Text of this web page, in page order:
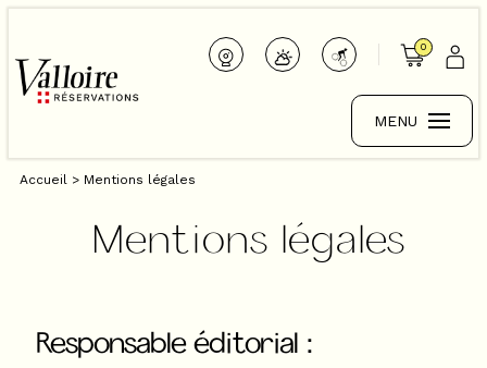
0
MENU
Accueil > Mentions légales
Mentions légales
Responsable éditorial :